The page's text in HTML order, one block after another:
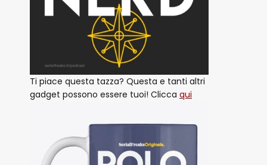
Ti piace questa tazza? Questa e tanti altri
gadget possono essere tuoi! Clicca qui